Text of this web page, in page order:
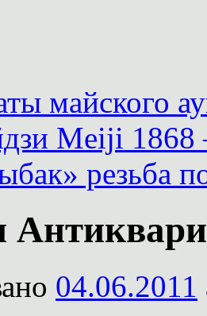
майского
Meiji 1868
резьба
04.06.2011